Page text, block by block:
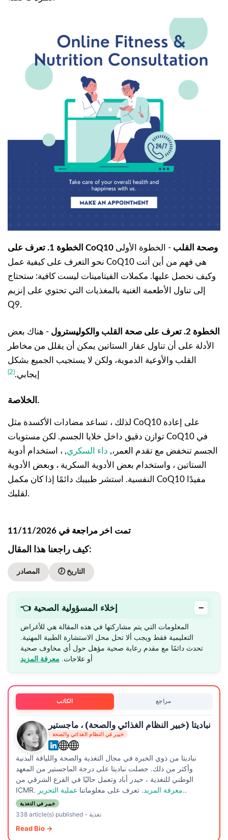
الخطوة 1. تعرف على CoQ10 وصحة القلب - الخطوة الأولى
نحو التعرف على كيفية عمل CoQ10 هي فهم من أين أتت
وكيف نحصل عليها. مكملات الفيتامينات ليست كافية: ستحتاج
إلى تناول الأطعمة الغنية بالمغذيات التي تحتوي على إنزيم
Q9.
الخطوة 2. تعرف على صحة القلب والكوليسترول
- هناك بعض
الأدلة على أن تناول عقار الستاتين يمكن أن يقلل من مخاطر
القلب والأوعية الدموية، ولكن لا يستجيب الجميع بشكل
إيجابي.(2)
الخلاصة.
لذلك ، تساعد مضادات الأكسدة مثل CoQ10 على إعادة
توازن دقيق داخل خلايا الجسم. لكن مستويات CoQ10 في
الجسم تنخفض مع تقدم العمر،, داء السكري, ، استخدام أدوية
الستاتين ، واستخدام بعض الأدوية السكرية ، وبعض الأدوية
النفسية. استشر طبيبك دائمًا إذا كان مكمل CoQ10 مفيدًا
لقلبك.
تمت اخر مراجعة في 11/11/2026
كيف راجعنا هذا المقال:
المصادر 🕖 التاريخ
👈 إخلاء المسؤولية الصحية −
المعلومات التي يتم مشاركتها في هذه المقالة هي للأغراض
التعليمية فقط ويجب ألا تحل محل الاستشارة الطبية المهنية.
تحدث دائمًا مع مقدم رعاية صحية مؤهل حول أي مخاوف صحية
أو علاجات. معرفة المزيد
الكاتب مراجع
نباديتا (خبير النظام الغذائي والصحة) ، ماجستير
خبير في النظام الغذائي والصحة
نباديتا من ذوي الخبرة في مجال التغذية والصحة واللياقة البدنية
وأكثر من ذلك. حصلت نباديتا على درجة الماجستير من المعهد
الوطني للتغذية ، حيدر أباد وتعمل حاليًا في الفرع الشرقي من
ICMR.
معرفة المزيد. تعرف على معلوماتنا عملية التحرير..
خبير في التغذية
338 article(s) published- تغذية
Read Bio →